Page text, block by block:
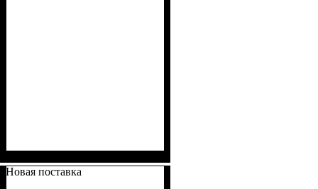
Новая поставка